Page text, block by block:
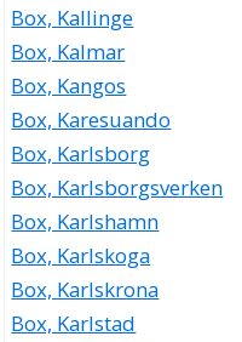
Box, Kallinge
Box, Kalmar
Box, Kangos
Box, Karesuando
Box, Karlsborg
Box, Karlsborgsverken
Box, Karlshamn
Box, Karlskoga
Box, Karlskrona
Box, Karlstad